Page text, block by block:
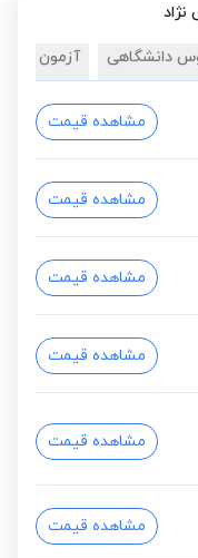
دانشگاهی آزمون های
مشاهده قیمت
مشاهده قیمت
مشاهده قیمت
مشاهده قیمت
مشاهده قیمت
مشاهده قیمت